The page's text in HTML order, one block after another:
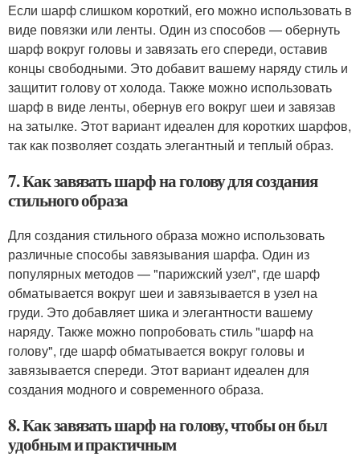
Если шарф слишком короткий, его можно использовать в
виде повязки или ленты. Один из способов — обернуть
шарф вокруг головы и завязать его спереди, оставив
концы свободными. Это добавит вашему наряду стиль и
защитит голову от холода. Также можно использовать
шарф в виде ленты, обернув его вокруг шеи и завязав
на затылке. Этот вариант идеален для коротких шарфов,
так как позволяет создать элегантный и теплый образ.
7. Как завязать шарф на голову для создания
стильного образа
Для создания стильного образа можно использовать
различные способы завязывания шарфа. Один из
популярных методов — "парижский узел", где шарф
обматывается вокруг шеи и завязывается в узел на
груди. Это добавляет шика и элегантности вашему
наряду. Также можно попробовать стиль "шарф на
голову", где шарф обматывается вокруг головы и
завязывается спереди. Этот вариант идеален для
создания модного и современного образа.
8. Как завязать шарф на голову, чтобы он был
удобным и практичным